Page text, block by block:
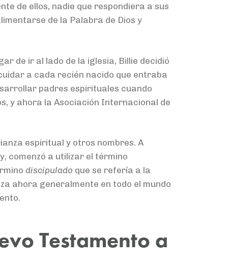
de ellos, nadie que respondiera a sus
de la Palabra de Dios y
de ir al lado de la iglesia, Billie decidió
a cada recién nacido que entraba
padres espirituales cuando
y ahora la Asociación Internacional de
espiritual y otros nombres. A
comenzó a utilizar el término
discipulado que se refería a la
ahora generalmente en todo el mundo
Testamento a